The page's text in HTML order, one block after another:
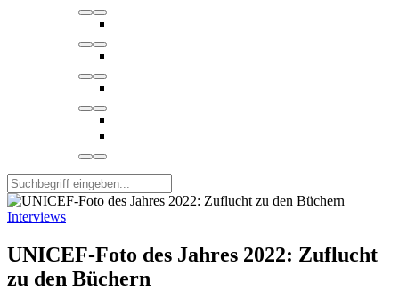
Interviews
UNICEF-Foto des Jahres 2022: Zuflucht
zu den Büchern